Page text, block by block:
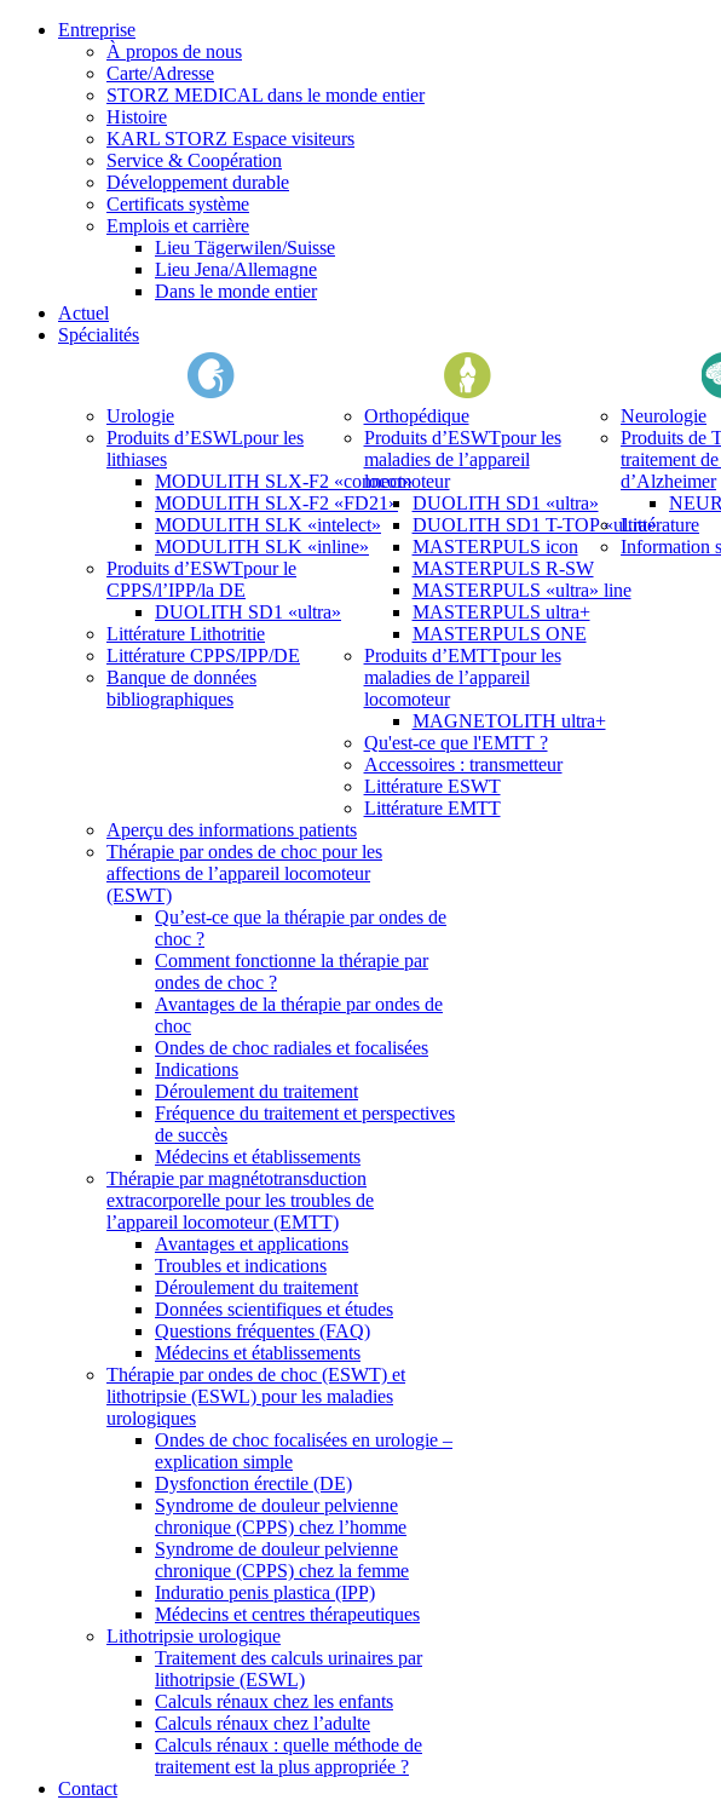
Entreprise
À propos de nous
Carte/Adresse
STORZ MEDICAL dans le monde entier
Histoire
KARL STORZ Espace visiteurs
Service & Coopération
Développement durable
Certificats système
Emplois et carrière
Lieu Tägerwilen/Suisse
Lieu Jena/Allemagne
Dans le monde entier
Actuel
Spécialités
Urologie
Produits d’ESWLpour les
lithiases
MODULITH SLX-F2 «connect»
MODULITH SLX-F2 «FD21»
MODULITH SLK «intelect»
MODULITH SLK «inline»
Produits d’ESWTpour le
CPPS/l’IPP/la DE
DUOLITH SD1 «ultra»
Littérature Lithotritie
Littérature CPPS/IPP/DE
Banque de données
bibliographiques
Orthopédique
Produits d’ESWTpour les
maladies de l’appareil
locomoteur
DUOLITH SD1 «ultra»
DUOLITH SD1 T-TOP «ultra»
MASTERPULS icon
MASTERPULS R-SW
MASTERPULS «ultra» line
MASTERPULS ultra+
MASTERPULS ONE
Produits d’EMTTpour les
maladies de l’appareil
locomoteur
MAGNETOLITH ultra+
Qu'est-ce que l'EMTT ?
Accessoires : transmetteur
Littérature ESWT
Littérature EMTT
Neurologie
Produits de
traitement
d’Alzheimer
Littérature
Information
Aperçu des informations patients
Thérapie par ondes de choc pour les
affections de l’appareil locomoteur
(ESWT)
Qu’est-ce que la thérapie par ondes de
choc ?
Comment fonctionne la thérapie par
ondes de choc ?
Avantages de la thérapie par ondes de
choc
Ondes de choc radiales et focalisées
Indications
Déroulement du traitement
Fréquence du traitement et perspectives
de succès
Médecins et établissements
Thérapie par magnétotransduction
extracorporelle pour les troubles de
l’appareil locomoteur (EMTT)
Avantages et applications
Troubles et indications
Déroulement du traitement
Données scientifiques et études
Questions fréquentes (FAQ)
Médecins et établissements
Thérapie par ondes de choc (ESWT) et
lithotripsie (ESWL) pour les maladies
urologiques
Ondes de choc focalisées en urologie –
explication simple
Dysfonction érectile (DE)
Syndrome de douleur pelvienne
chronique (CPPS) chez l’homme
Syndrome de douleur pelvienne
chronique (CPPS) chez la femme
Induratio penis plastica (IPP)
Médecins et centres thérapeutiques
Lithotripsie urologique
Traitement des calculs urinaires par
lithotripsie (ESWL)
Calculs rénaux chez les enfants
Calculs rénaux chez l’adulte
Calculs rénaux : quelle méthode de
traitement est la plus appropriée ?
Contact